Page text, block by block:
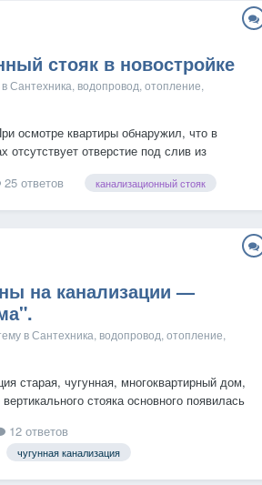
стояк в новостройке
Сантехника, водопровод, отопление,
осмотре квартиры обнаружил, что в
отсутствует отверстие под слив из
25 ответов канализационный стояк
на канализации —
вСантехника, водопровод, отопление,
старая, чугунная, многоквартирный дом,
стояка основного появилась
теперь на другом месте, уже в
микро-трещина, не течё...
12 ответов
чугунная канализация